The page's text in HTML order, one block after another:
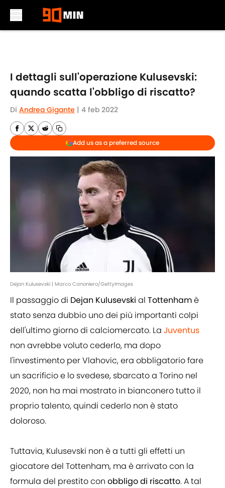
I dettagli sull'operazione Kulusevski:
quando scatta l'obbligo di riscatto?
Di Andrea Gigante | 4 feb 2022
Add us as a preferred source
Dejan Kulusevski | Marco Canoniero/GettyImages
Il passaggio di Dejan Kulusevski al Tottenhamè
stato senza dubbio uno dei più importanti colpi
dell'ultimo giorno di calciomercato. La Juventus
non avrebbe voluto cederlo, ma dopo
l'investimento per Vlahovic, era obbligatorio fare
un sacrificio e lo svedese, sbarcato a Torino nel
2020, non ha mai mostrato in bianconero tutto il
proprio talento, quindi cederlo non è stato
doloroso.
Tuttavia, Kulusevski non è a tutti gli effetti un
giocatore del Tottenham, ma è arrivato con la
formula del prestito con obbligo di riscatto. A tal